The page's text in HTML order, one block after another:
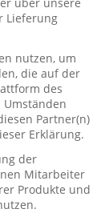
Lieferung
nutzen, um
die auf der
des
Partner(n)
Erklärung.
der
Mitarbeiter
Produkte und